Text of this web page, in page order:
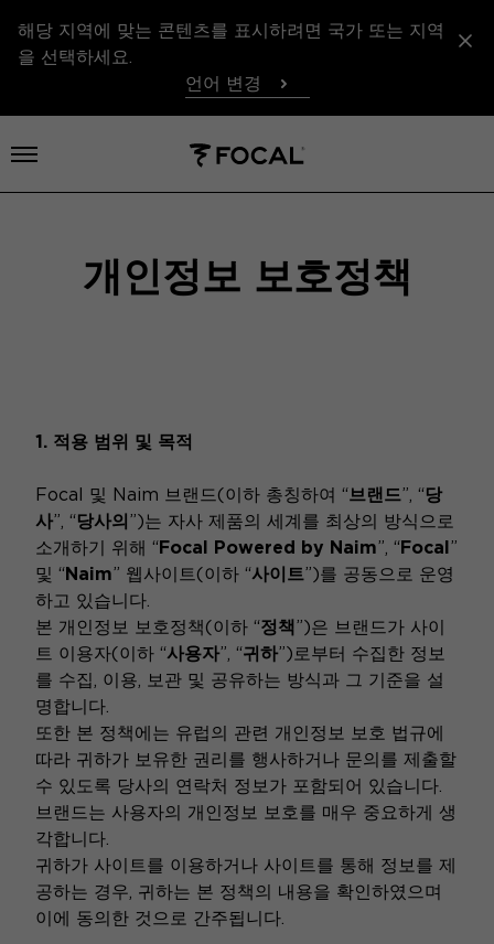
해당 지역에 맞는 콘텐츠를 표시하려면 국가 또는 지역
을 선택하세요.
언어 변경
메뉴 열기
개인정보 보호정책
1. 적용 범위 및 목적
Focal 및 Naim 브랜드(이하 총칭하여 “브랜드”, “당
사”, “당사의”)는 자사 제품의 세계를 최상의 방식으로
소개하기 위해 “Focal Powered by Naim”, “Focal”
및 “Naim” 웹사이트(이하 “사이트”)를 공동으로 운영
하고 있습니다.
본 개인정보 보호정책(이하 “정책”)은 브랜드가 사이
트 이용자(이하 “사용자”, “귀하”)로부터 수집한 정보
를 수집, 이용, 보관 및 공유하는 방식과 그 기준을 설
명합니다.
또한 본 정책에는 유럽의 관련 개인정보 보호 법규에
따라 귀하가 보유한 권리를 행사하거나 문의를 제출할
수 있도록 당사의 연락처 정보가 포함되어 있습니다.
브랜드는 사용자의 개인정보 보호를 매우 중요하게 생
각합니다.
귀하가 사이트를 이용하거나 사이트를 통해 정보를 제
공하는 경우, 귀하는 본 정책의 내용을 확인하였으며
이에 동의한 것으로 간주됩니다.